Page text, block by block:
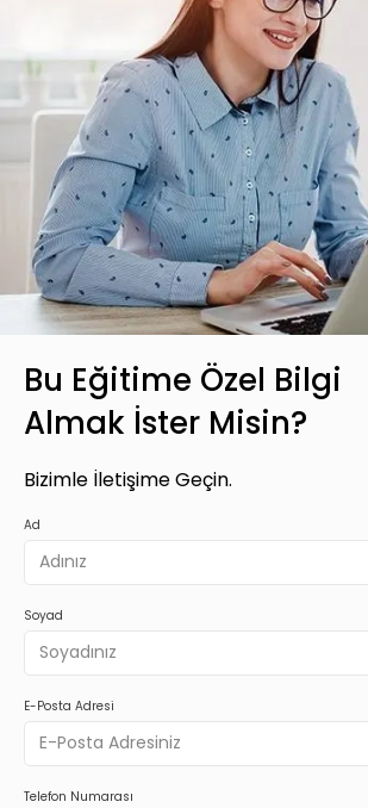
Bu Eğitime Özel Bilgi
Almak İster Misin?
Bizimle İletişime Geçin.
Ad
Soyad
E-Posta Adresi
Telefon Numarası